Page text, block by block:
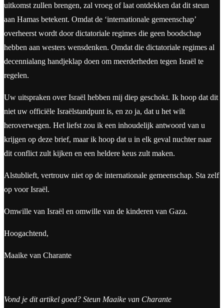
uitkomst zullen brengen, zal vroeg of laat ontdekken dat dit steun
aan Hamas betekent. Omdat de ‘internationale gemeenschap’
overheerst wordt door dictatoriale regimes die geen boodschap
hebben aan westers wensdenken. Omdat die dictatoriale regimes al
decennialang handjeklap doen om meerderheden tegen Israël te
regelen.
Uw uitspraken over Israël hebben mij diep geschokt. Ik hoop dat dit
niet uw officiële Israëlstandpunt is, en zo ja, dat u het wilt
heroverwegen. Het liefst zou ik een inhoudelijk antwoord van u
krijgen op deze brief, maar ik hoop dat u in elk geval nuchter naar
dit conflict zult kijken en een heldere keus zult maken.
Alstublieft, vertrouw niet op de internationale gemeenschap. Sta zelf
op voor Israël.
Omwille van Israël en omwille van de kinderen van Gaza.
Hoogachtend,
Maaike van Charante
Vond je dit artikel goed? Steun Maaike van Charante